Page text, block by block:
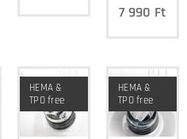
7 990 Ft
HEMA &
TPO free
HEMA &
TPO free